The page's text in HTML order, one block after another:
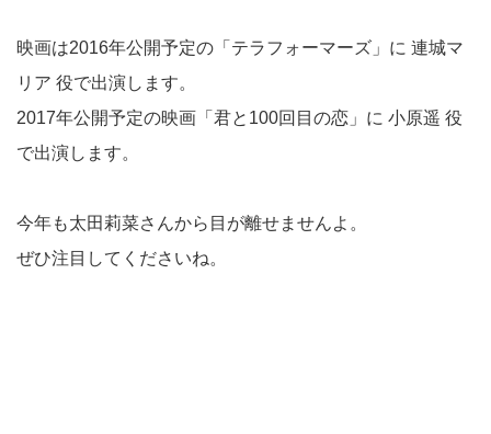
映画は2016年公開予定の「テラフォーマーズ」に 連城マ
リア 役で出演します。
2017年公開予定の映画「君と100回目の恋」に 小原遥 役
で出演します。
今年も太田莉菜さんから目が離せませんよ。
ぜひ注目してくださいね。